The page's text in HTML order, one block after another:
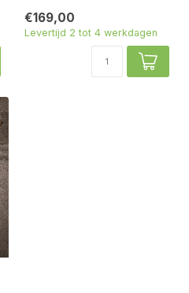
€169,00
Levertijd 2 tot 4 werkdagen